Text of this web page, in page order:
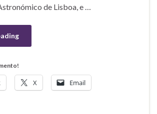
de Lisboa, e …
X Email